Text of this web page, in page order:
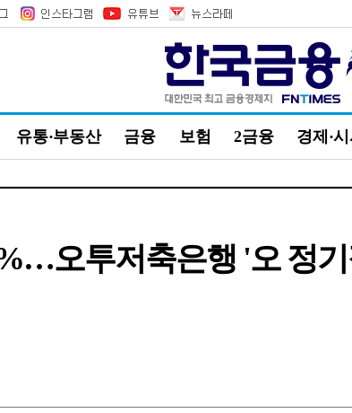
유통·부동산 금융 보험 2금융 경제·
오투저축은행 '오 정